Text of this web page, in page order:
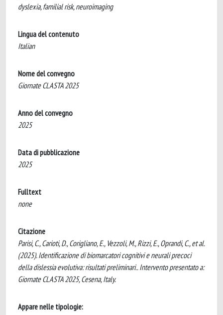
dyslexia, familial risk, neuroimaging
Lingua del contenuto
Italian
Nome del convegno
Giornate CLASTA 2025
Anno del convegno
2025
Data di pubblicazione
2025
Fulltext
none
Citazione
Parisi, C., Carioti, D., Corigliano, E., Vezzoli, M., Rizzi, E., Oprandi, C., et al.
(2025). Identificazione di biomarcatori cognitivi e neurali precoci
della dislessia evolutiva: risultati preliminari.. Intervento presentato a:
Giornate CLASTA 2025, Cesena, Italy.
Appare nelle tipologie: